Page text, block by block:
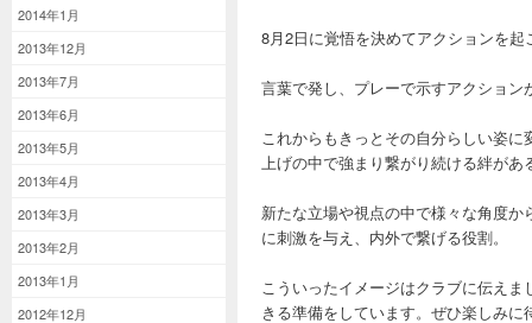
2014年1月
2013年12月
2013年7月
2013年6月
2013年5月
2013年4月
2013年3月
2013年2月
2013年1月
2012年12月
8月2日に覚悟を決めてアクションを
言葉で発し、プレーで示すアクショ
これからもきっとその自分らしい姿
上げの中で強まり繋がり続ける絆があ
新たな立場や視点の中で様々な角度
に刺激を与え、内外で繋げる役割。
こういったイメージはクラブに伝え
きる準備をしています。ぜひ楽しみ